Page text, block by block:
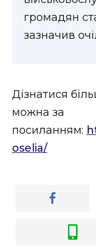
ВІДЕО
громадян
зазначив
Дізнатися
можна за
посиланням:
oselia/